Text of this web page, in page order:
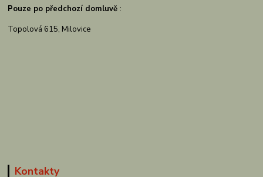
Pouze po předchozí domluvě :
Topolová 615, Milovice
Kontakty